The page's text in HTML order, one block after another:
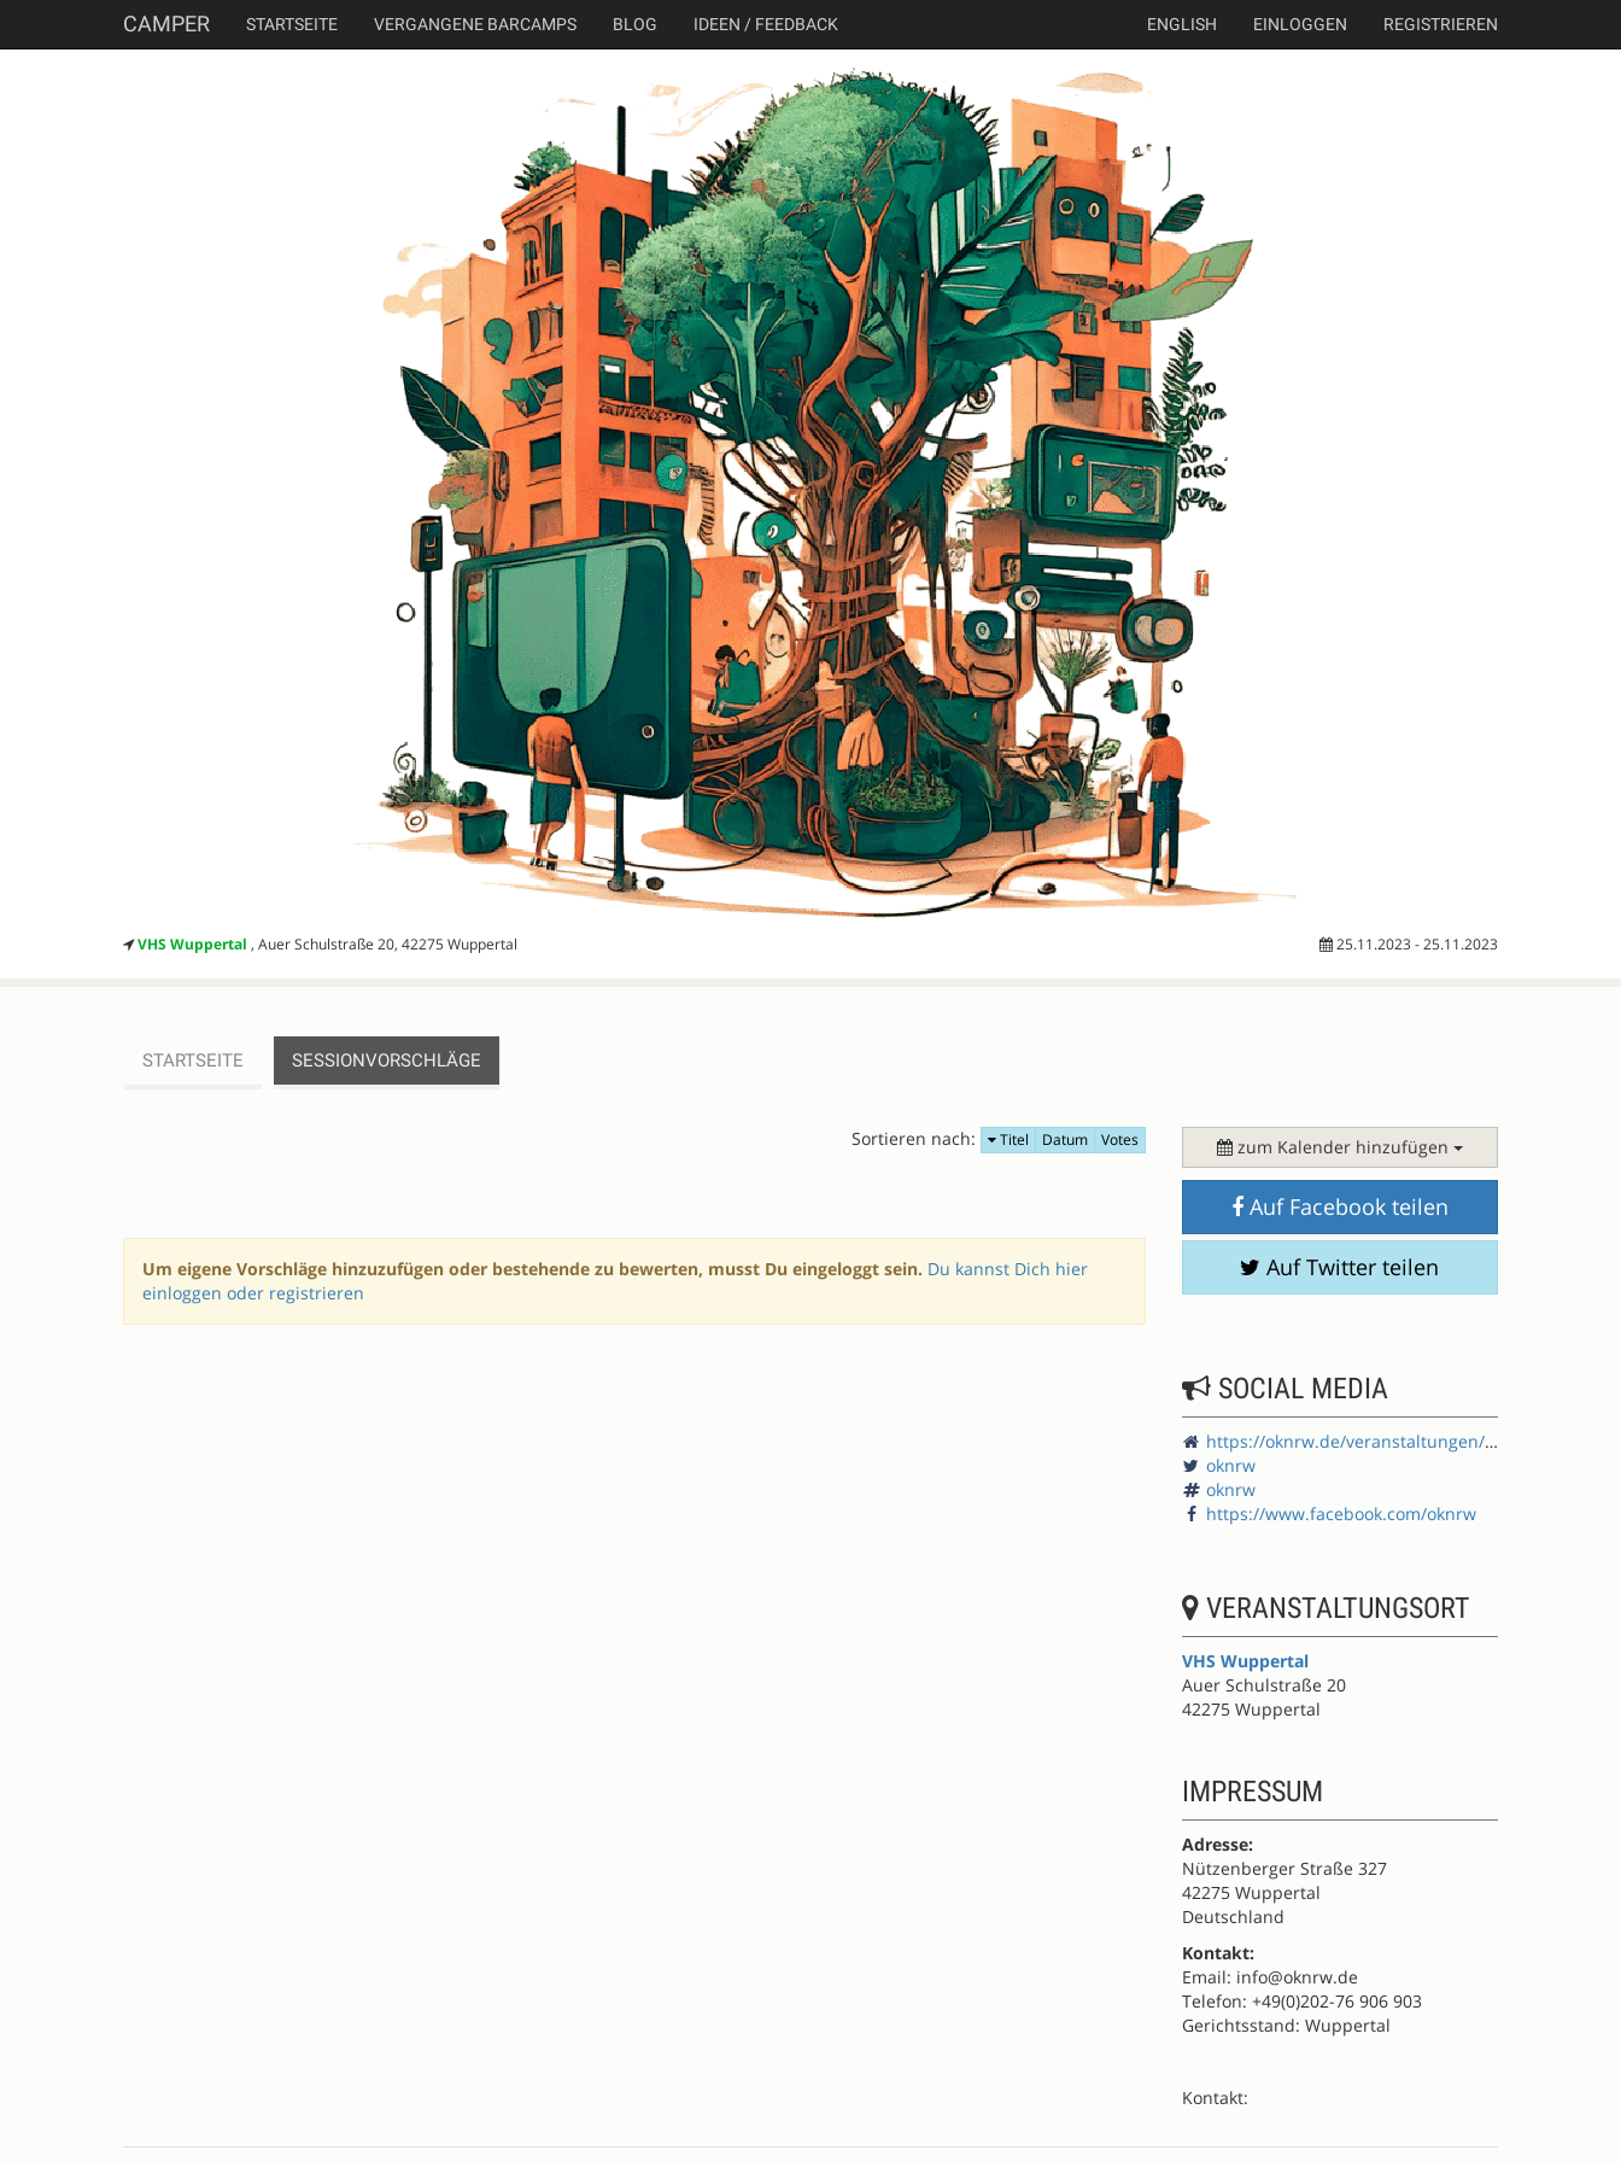
CAMPER STARTSEITE VERGANGENE BARCAMPS BLOG IDEEN / FEEDBACK ENGLISH EINLOGGEN REGISTRIEREN
VHS Wuppertal , Auer Schulstraße 20, 42275 Wuppertal 25.11.2023 - 25.11.2023
STARTSEITE SESSIONVORSCHLÄGE
Sortieren nach: Titel Datum Votes
Um eigene Vorschläge hinzuzufügen oder bestehende zu bewerten, musst Du eingeloggt sein. Du kannst Dich hier
einloggen oder registrieren
zum Kalender hinzufügen
Auf Facebook teilen
Auf Twitter teilen
SOCIAL MEDIA
https://oknrw.de/veranstaltungen/offene-kommunen-nrw-2023/
oknrw
oknrw
https://www.facebook.com/oknrw
VERANSTALTUNGSORT
VHS Wuppertal
Auer Schulstraße 20
42275 Wuppertal
IMPRESSUM
Adresse:
Nützenberger Straße 327
42275 Wuppertal
Deutschland
Kontakt:
Email: info@oknrw.de
Telefon: +49(0)202-76 906 903
Gerichtsstand: Wuppertal
Kontakt: